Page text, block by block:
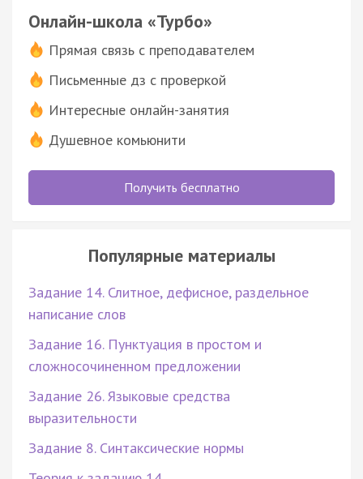
Онлайн-школа «Турбо»
Прямая связь с преподавателем
Письменные дз с проверкой
Интересные онлайн-занятия
Душевное комьюнити
Получить бесплатно
Популярные материалы
Задание 14. Слитное, дефисное, раздельное
написание слов
Задание 16. Пунктуация в простом и
сложносочиненном предложении
Задание 26. Языковые средства
выразительности
Задание 8. Синтаксические нормы